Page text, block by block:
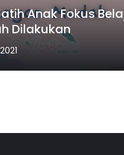
Anak Fokus
Dilakukan